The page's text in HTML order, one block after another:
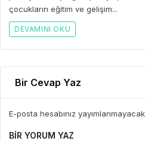
çocukların eğitim ve gelişim...
DEVAMINI OKU
Bir Cevap Yaz
E-posta hesabınız
BIR YORUM YAZ